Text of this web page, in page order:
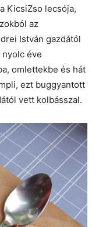
KicsiZso lecsója,
az
István gazdától
éve
omlettekbe és hát
ezt buggyantott
vett kolbásszal.